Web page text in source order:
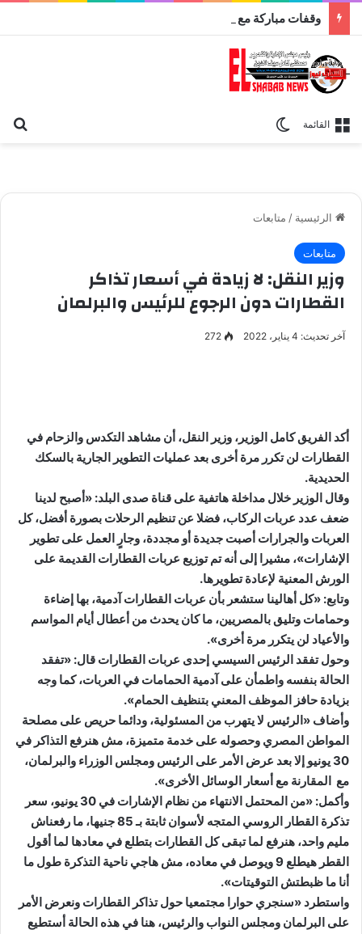
القائمة
الرئيسية / متابعات
متابعات
وزير النقل: لا زيادة في أسعار تذاكر
القطارات دون الرجوع للرئيس والبرلمان
آخر تحديث: 4 يناير، 2022 272
أكد الفريق كامل الوزير، وزير النقل، أن مشاهد التكدس والزحام في
القطارات لن تكرر مرة أخرى بعد عمليات التطوير الجارية بالسكك
الحديدية.
وقال الوزير خلال مداخلة هاتفية على قناة صدى البلد: «أصبح لدينا
ضعف عدد عربات الركاب، فضلا عن تنظيم الرحلات بصورة أفضل، كل
العربات والجرارات أصبت جديدة أو مجددة، وجارٍ العمل على تطوير
الإشارات»، مشيرا إلى أنه تم توزيع عربات القطارات القديمة على
الورش المعنية لإعادة تطويرها.
وتابع: «كل أهالينا ستشعر بأن عربات القطارات آدمية، بها إضاءة
وحمامات وتليق بالمصريين، ما كان يحدث من أعطال أيام المواسم
والأعياد لن يتكرر مرة أخرى».
وحول تفقد الرئيس السيسي إحدى عربات القطارات قال: «تفقد
الحالة بنفسه واطمأن على آدمية الحمامات في العربات، كما وجه
بزيادة حافز الموظف المعني بتنظيف الحمام».
وأضاف «الرئيس لا يتهرب من المسئولية، ودائما حريص على مصلحة
المواطن المصري وحصوله على خدمة متميزة، مش هنرفع التذاكر في
30 يونيو إلا بعد عرض الأمر على الرئيس ومجلس الوزراء والبرلمان،
مع المقارنة مع أسعار الوسائل الأخرى».
وأكمل: «من المحتمل الانتهاء من نظام الإشارات في 30 يونيو، سعر
تذكرة القطار الروسي المتجه لأسوان ثابتة بـ 85 جنيها، ما رفعناش
مليم واحد، هنرفع لما تبقى كل القطارات بتطلع في معادها لما أقول
القطر هيطلع 9 ويوصل في معاده، مش هاجي ناحية التذكرة طول ما
أنا ما ظبطتش التوقيتات».
واستطرد «سنجري حوارا مجتمعيا حول تذاكر القطارات ونعرض الأمر
على البرلمان ومجلس النواب والرئيس، هنا في هذه الحالة أستطيع